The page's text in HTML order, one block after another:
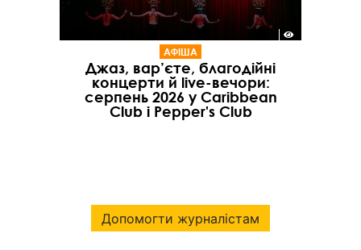
АФІША
Джаз, вар’єте, благодійні
концерти й live-вечори:
серпень 2026 у Caribbean
Club і Pepper's Club
Допомогти журналістам